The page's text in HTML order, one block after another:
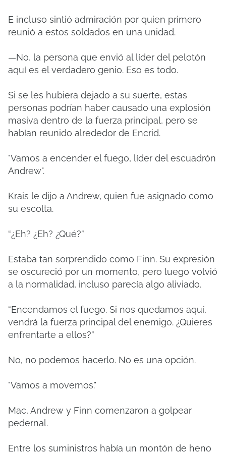
E incluso sintió admiración por quien primero
reunió a estos soldados en una unidad.
—No, la persona que envió al líder del pelotón
aquí es el verdadero genio. Eso es todo.
Si se les hubiera dejado a su suerte, estas
personas podrían haber causado una explosión
masiva dentro de la fuerza principal, pero se
habían reunido alrededor de Encrid.
"Vamos a encender el fuego, líder del escuadrón
Andrew".
Krais le dijo a Andrew, quien fue asignado como
su escolta.
“¿Eh? ¿Eh? ¿Qué?”
Estaba tan sorprendido como Finn. Su expresión
se oscureció por un momento, pero luego volvió
a la normalidad, incluso parecía algo aliviado.
“Encendamos el fuego. Si nos quedamos aquí,
vendrá la fuerza principal del enemigo. ¿Quieres
enfrentarte a ellos?”
No, no podemos hacerlo. No es una opción.
"Vamos a movernos."
Mac, Andrew y Finn comenzaron a golpear
pedernal.
Entre los suministros había un montón de heno